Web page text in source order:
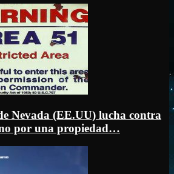
Nevada (EE.UU) lucha contra
por una propiedad…